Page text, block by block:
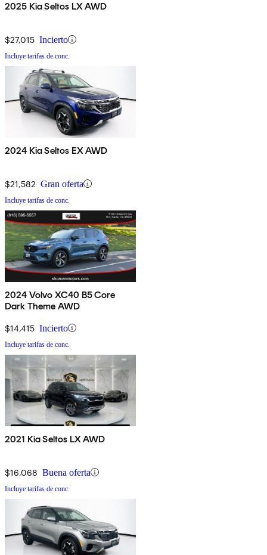
2025 Kia Seltos LX AWD
$27,015 Incierto
Incluye tarifas de conc.
2024 Kia Seltos EX AWD
$21,582 Gran oferta
Incluye tarifas de conc.
2024 Volvo XC40 B5 Core
Dark Theme AWD
$14,415 Incierto
Incluye tarifas de conc.
2021 Kia Seltos LX AWD
$16,068 Buena oferta
Incluye tarifas de conc.